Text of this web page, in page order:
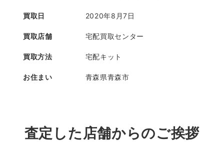
買取日 2020年8月7日
買取店舗 宅配買取センター
買取方法 宅配キット
お住まい 青森県青森市
査定した店舗からのご挨拶